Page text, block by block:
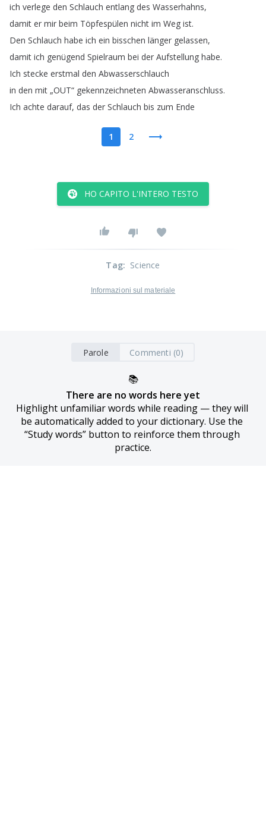
ich verlege den Schlauch entlang des Wasserhahns,
damit er mir beim Töpfespülen nicht im Weg ist.
Den Schlauch habe ich ein bisschen länger gelassen,
damit ich genügend Spielraum bei der Aufstellung habe.
Ich stecke erstmal den Abwasserschlauch
in den mit „OUT“ gekennzeichneten Abwasseranschluss.
Ich achte darauf, das der Schlauch bis zum Ende
1 2
HO CAPITO L'INTERO TESTO
Tag: Science
Informazioni sul materiale
Parole Commenti (0)
📚
There are no words here yet
Highlight unfamiliar words while reading — they will
be automatically added to your dictionary. Use the
“Study words” button to reinforce them through
practice.